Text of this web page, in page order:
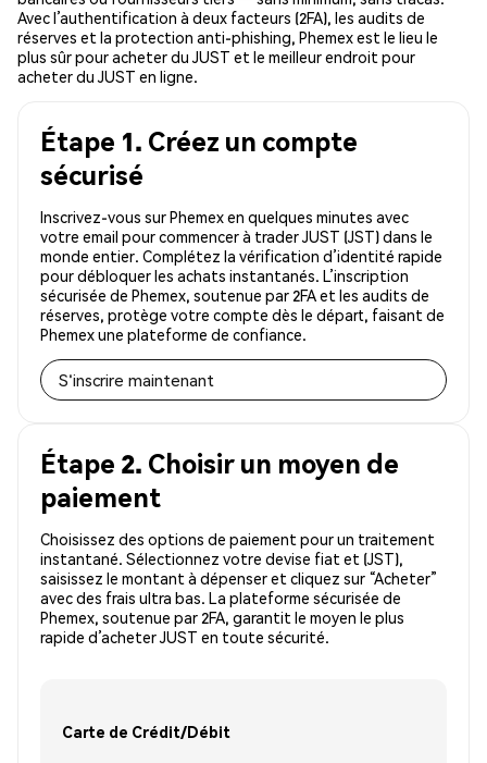
Avec l’authentification à deux facteurs (2FA), les audits de
réserves et la protection anti-phishing, Phemex est le lieu le
plus sûr pour acheter du JUST et le meilleur endroit pour
acheter du JUST en ligne.
Étape 1. Créez un compte
sécurisé
Inscrivez-vous sur Phemex en quelques minutes avec
votre email pour commencer à trader JUST (JST) dans le
monde entier. Complétez la vérification d’identité rapide
pour débloquer les achats instantanés. L’inscription
sécurisée de Phemex, soutenue par 2FA et les audits de
réserves, protège votre compte dès le départ, faisant de
Phemex une plateforme de confiance.
S'inscrire maintenant
Étape 2. Choisir un moyen de
paiement
Choisissez des options de paiement pour un traitement
instantané. Sélectionnez votre devise fiat et (JST),
saisissez le montant à dépenser et cliquez sur “Acheter”
avec des frais ultra bas. La plateforme sécurisée de
Phemex, soutenue par 2FA, garantit le moyen le plus
rapide d’acheter JUST en toute sécurité.
Carte de Crédit/Débit